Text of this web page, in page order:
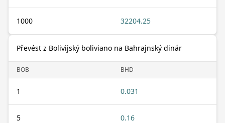
1000 32204.25
Převést z Bolivijský boliviano na Bahrajnský dinár
BOB BHD
1 0.031
5 0.16